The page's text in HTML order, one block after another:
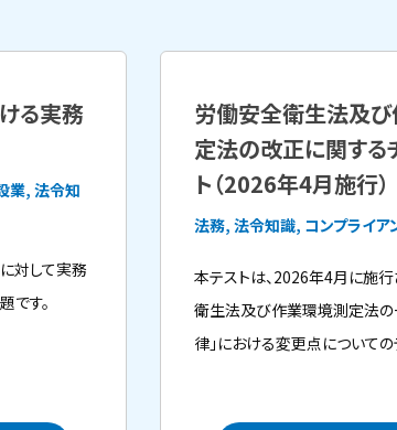
る実務
業, 法令知
対して実務
です。
労働安全衛生法及
定法の改正に関する
ト（2026年4月施行）
法務, 法令知識, コンプライア
本テストは、2026年4月に施
衛生法及び作業環境測定法
律」における変更点についての